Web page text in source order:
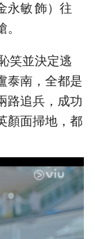
永敏 飾）往
笑並決定逃
泰南，全都是
路追兵，成功
顏面掃地，都